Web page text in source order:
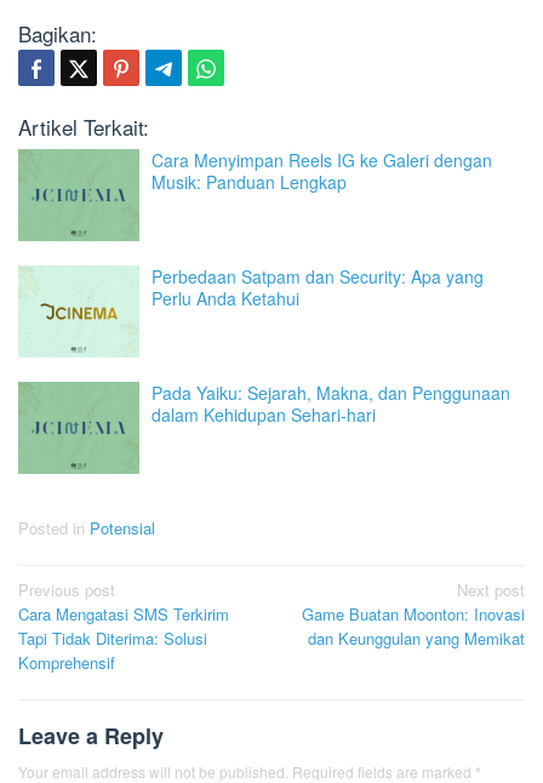
Bagikan:
Artikel Terkait:
Cara Menyimpan Reels IG ke Galeri dengan
Musik: Panduan Lengkap
Perbedaan Satpam dan Security: Apa yang
Perlu Anda Ketahui
Pada Yaiku: Sejarah, Makna, dan Penggunaan
dalam Kehidupan Sehari-hari
Posted in Potensial
Post
navigation
Previous post
Cara Mengatasi SMS Terkirim
Tapi Tidak Diterima: Solusi
Komprehensif
Next post
Game Buatan Moonton: Inovasi
dan Keunggulan yang Memikat
Leave a Reply
Your email address will not be published. Required fields are marked *